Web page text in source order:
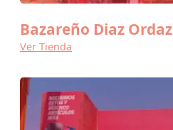
Bazareño Diaz Ordaz
Ver Tienda